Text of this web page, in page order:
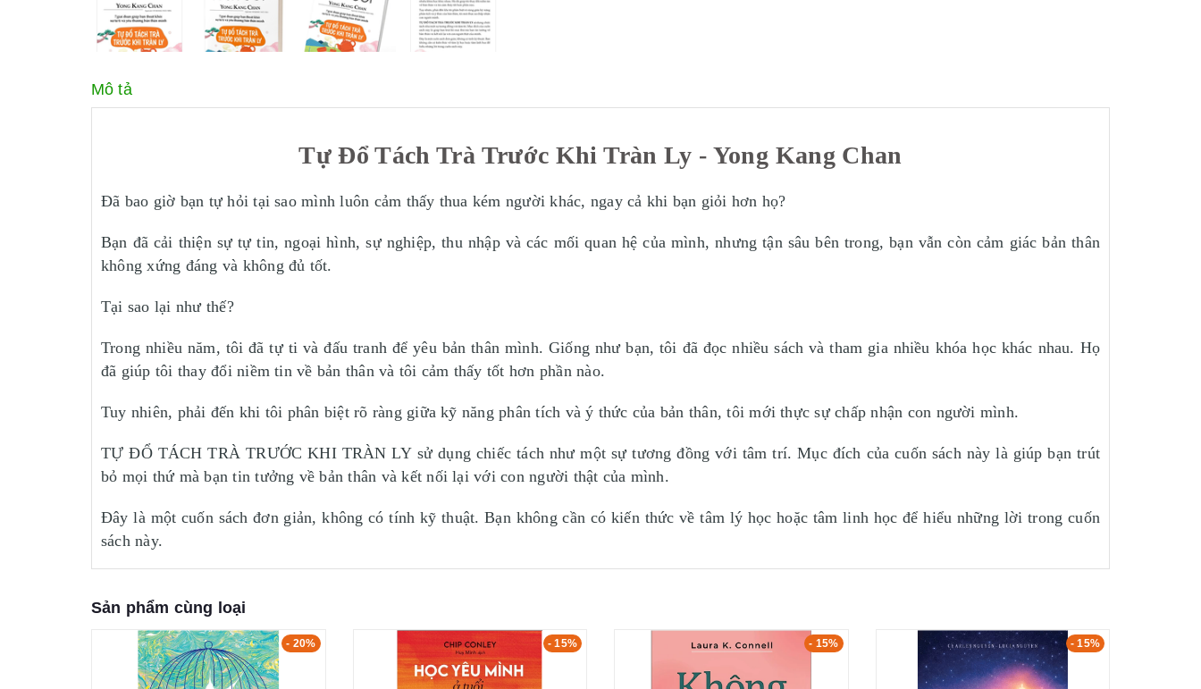
Mô tả
Tự Đổ Tách Trà Trước Khi Tràn Ly - Yong Kang Chan
Đã bao giờ bạn tự hỏi tại sao mình luôn cảm thấy thua kém người khác, ngay cả khi bạn giỏi hơn họ?
Bạn đã cải thiện sự tự tin, ngoại hình, sự nghiệp, thu nhập và các mối quan hệ của mình, nhưng tận sâu bên trong, bạn vẫn còn cảm giác bản thân
không xứng đáng và không đủ tốt.
Tại sao lại như thế?
Trong nhiều năm, tôi đã tự ti và đấu tranh để yêu bản thân mình. Giống như bạn, tôi đã đọc nhiều sách và tham gia nhiều khóa học khác nhau. Họ
đã giúp tôi thay đổi niềm tin về bản thân và tôi cảm thấy tốt hơn phần nào.
Tuy nhiên, phải đến khi tôi phân biệt rõ ràng giữa kỹ năng phân tích và ý thức của bản thân, tôi mới thực sự chấp nhận con người mình.
TỰ ĐỔ TÁCH TRÀ TRƯỚC KHI TRÀN LY sử dụng chiếc tách như một sự tương đồng với tâm trí. Mục đích của cuốn sách này là giúp bạn trút
bỏ mọi thứ mà bạn tin tưởng về bản thân và kết nối lại với con người thật của mình.
Đây là một cuốn sách đơn giản, không có tính kỹ thuật. Bạn không cần có kiến thức về tâm lý học hoặc tâm linh học để hiểu những lời trong cuốn
sách này.
Sản phẩm cùng loại
- 20% - 15% - 15% - 15%